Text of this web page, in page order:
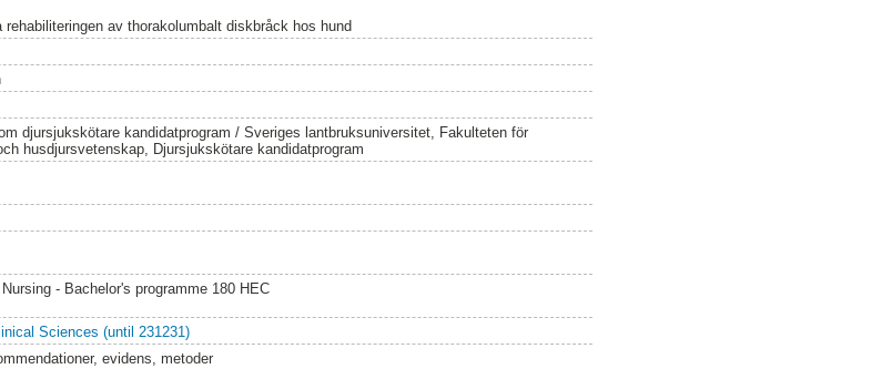
rehabiliteringen av thorakolumbalt diskbråck hos hund
djursjukskötare kandidatprogram / Sveriges lantbruksuniversitet, Fakulteten för
husdjursvetenskap, Djursjukskötare kandidatprogram
- Bachelor's programme 180 HEC
Sciences (until 231231)
evidens, metoder